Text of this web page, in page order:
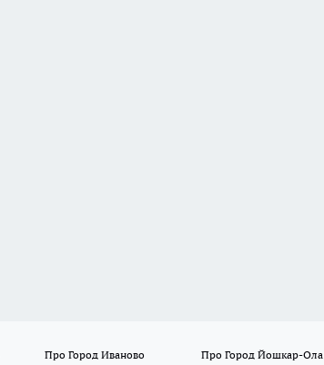
Про Город Иваново Про Город Йошкар-Ола